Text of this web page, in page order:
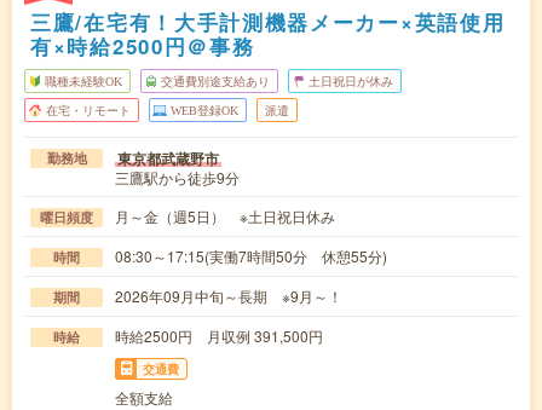
三鷹/在宅有！大手計測機器メーカー×英語使用
有×時給2500円＠事務
職種未経験OK 交通費別途支給あり 土日祝日が休み
在宅・リモート WEB登録OK 派遣
勤務地 東京都武蔵野市
三鷹駅から徒歩9分
曜日頻度 月～金（週5日） ※土日祝日休み
時間 08:30～17:15(実働7時間50分 休憩55分)
期間 2026年09月中旬～長期 ※9月～！
時給 時給2500円 月収例 391,500円
交通費
全額支給